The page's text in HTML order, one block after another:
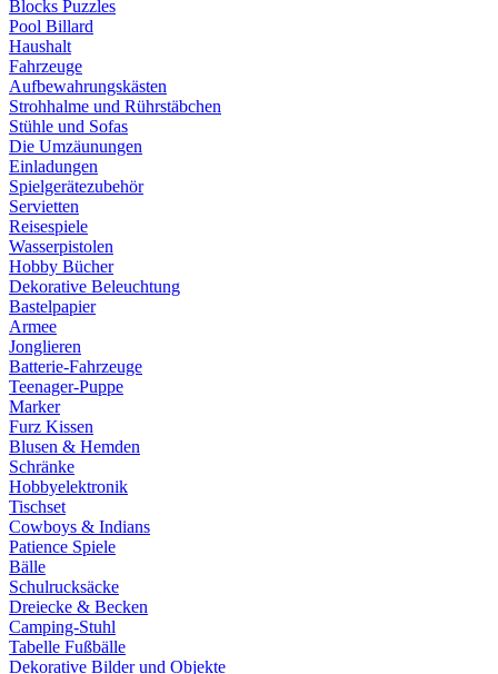
Blocks Puzzles
Pool Billard
Haushalt
Fahrzeuge
Aufbewahrungskästen
Strohhalme und Rührstäbchen
Stühle und Sofas
Die Umzäunungen
Einladungen
Spielgerätezubehör
Servietten
Reisespiele
Wasserpistolen
Hobby Bücher
Dekorative Beleuchtung
Bastelpapier
Armee
Jonglieren
Batterie-Fahrzeuge
Teenager-Puppe
Marker
Furz Kissen
Blusen & Hemden
Schränke
Hobbyelektronik
Tischset
Cowboys & Indians
Patience Spiele
Bälle
Schulrucksäcke
Dreiecke & Becken
Camping-Stuhl
Tabelle Fußbälle
Dekorative Bilder und Objekte